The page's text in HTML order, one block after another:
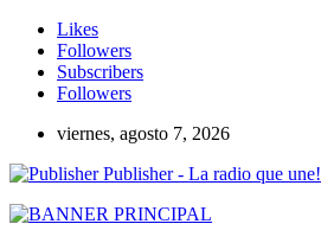
Likes
Followers
Subscribers
Followers
viernes, agosto 7, 2026
Publisher - La radio que une!